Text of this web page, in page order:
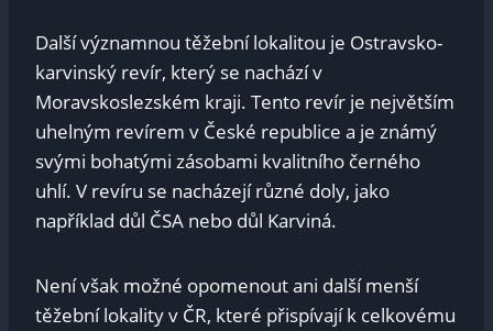
Další významnou těžební lokalitou je Ostravsko-
karvinský revír, který se nachází v
Moravskoslezském kraji. Tento revír je největším
uhelným revírem v České republice a je známý
svými bohatými zásobami kvalitního černého
uhlí. V revíru se nacházejí různé doly, jako
například důl ČSA nebo důl Karviná.
Není však možné opomenout ani další menší
těžební lokality v ČR, které přispívají k celkovému